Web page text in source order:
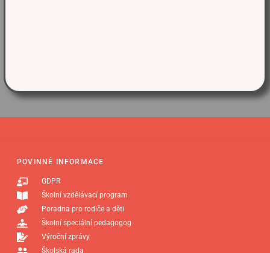
POVINNÉ INFORMACE
GDPR
Školní vzdělávací program
Poradna pro rodiče a děti
Školní speciální pedagogog
Výroční zprávy
Školská rada